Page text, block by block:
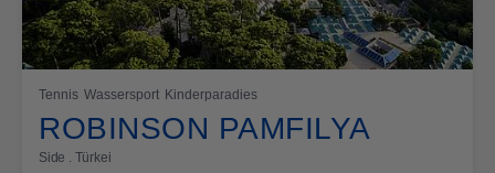
Tennis Wassersport Kinderparadies
ROBINSON PAMFILYA
Side . Türkei